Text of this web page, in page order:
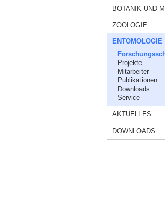
BOTANIK UND
ZOOLOGIE
ENTOMOLOGIE
Projekte
Mitarbeiter
Publikationen
Downloads
Service
AKTUELLES
DOWNLOADS